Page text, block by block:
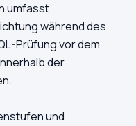
umfasst
während des
Prüfung vor dem
der
und